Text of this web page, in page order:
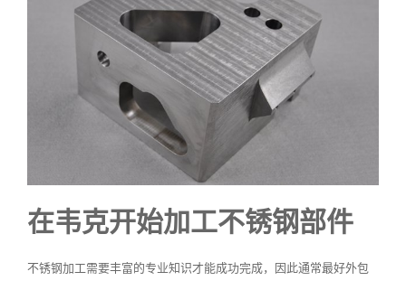
在韦克开始加工不锈钢部件
不锈钢加工需要丰富的专业知识才能成功完成，因此通常最好外包